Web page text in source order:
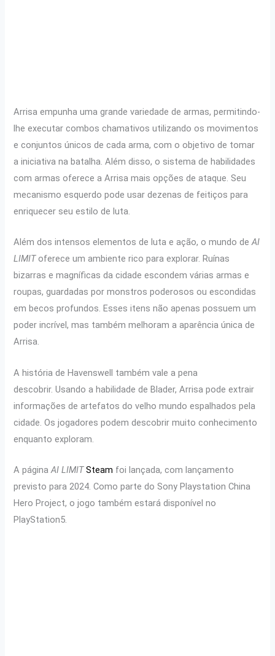
Arrisa empunha uma grande variedade de armas, permitindo-
lhe executar combos chamativos utilizando os movimentos
e conjuntos únicos de cada arma, com o objetivo de tomar
a iniciativa na batalha. Além disso, o sistema de habilidades
com armas oferece a Arrisa mais opções de ataque. Seu
mecanismo esquerdo pode usar dezenas de feitiços para
enriquecer seu estilo de luta.
Além dos intensos elementos de luta e ação, o mundo deAI
LIMIToferece um ambiente rico para explorar. Ruínas
bizarras e magníficas da cidade escondem várias armas e
roupas, guardadas por monstros poderosos ou escondidas
em becos profundos. Esses itens não apenas possuem um
poder incrível, mas também melhoram a aparência única de
Arrisa.
A história de Havenswell também vale a pena
descobrir. Usando a habilidade de Blader, Arrisa pode extrair
informações de artefatos do velho mundo espalhados pela
cidade. Os jogadores podem descobrir muito conhecimento
enquanto exploram.
A páginaAI LIMIT Steam foi lançada, com lançamento
previsto para 2024. Como parte do Sony Playstation China
Hero Project, o jogo também estará disponível no
PlayStation5.